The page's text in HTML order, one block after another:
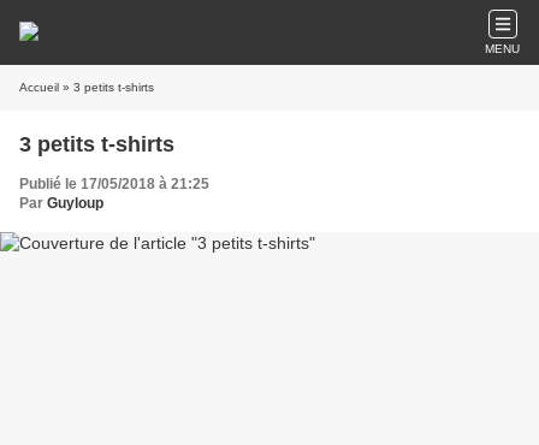
MENU
Accueil » 3 petits t-shirts
3 petits t-shirts
Publié le 17/05/2018 à 21:25
Par Guyloup